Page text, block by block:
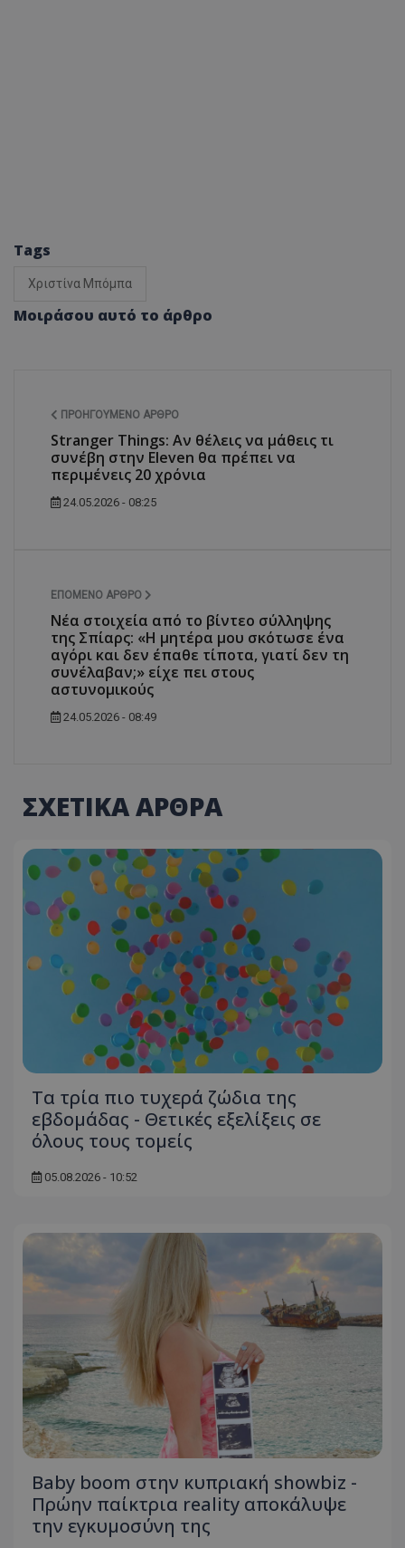
Tags
Χριστίνα Μπόμπα
Μοιράσου αυτό το άρθρο
ΠΡΟΗΓΟΎΜΕΝΟ ΆΡΘΡΟ
Stranger Things: Αν θέλεις να μάθεις τι
συνέβη στην Eleven θα πρέπει να
περιμένεις 20 χρόνια
24.05.2026 - 08:25
ΕΠΌΜΕΝΟ ΆΡΘΡΟ
Νέα στοιχεία από το βίντεο σύλληψης
της Σπίαρς: «Η μητέρα μου σκότωσε ένα
αγόρι και δεν έπαθε τίποτα, γιατί δεν τη
συνέλαβαν;» είχε πει στους
αστυνομικούς
24.05.2026 - 08:49
ΣΧΕΤΙΚΑ ΑΡΘΡΑ
Τα τρία πιο τυχερά ζώδια της
εβδομάδας - Θετικές εξελίξεις σε
όλους τους τομείς
05.08.2026 - 10:52
Baby boom στην κυπριακή showbiz -
Πρώην παίκτρια reality αποκάλυψε
την εγκυμοσύνη της